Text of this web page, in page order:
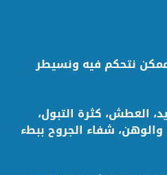
نتحكم فيه ونسيطر
العطش، كثرة التبول،
شفاء الجروح ببطء